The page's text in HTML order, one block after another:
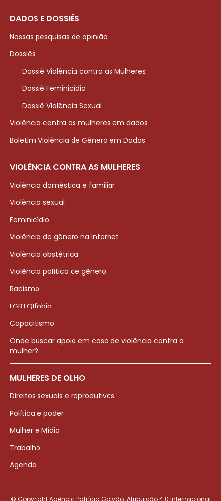
DADOS E DOSSIÊS
Nossas pesquisas de opinião
Dossiês
Dossiê Violência contra as Mulheres
Dossiê Feminicídio
Dossiê Violência Sexual
Violência contra as mulheres em dados
Boletim Violência de Gênero em Dados
VIOLÊNCIA CONTRA AS MULHERES
Violência doméstica e familiar
Violência sexual
Feminicídio
Violência de gênero na internet
Violência obstétrica
Violência política de gênero
Racismo
LGBTQIfobia
Capacitismo
Onde buscar apoio em caso de violência contra a
mulher?
MULHERES DE OLHO
Direitos sexuais e reprodutivos
Política e poder
Mulher e Mídia
Trabalho
Agenda
© Copyright Agência Patrícia Galvão. Atribuição 4.0 Internacional